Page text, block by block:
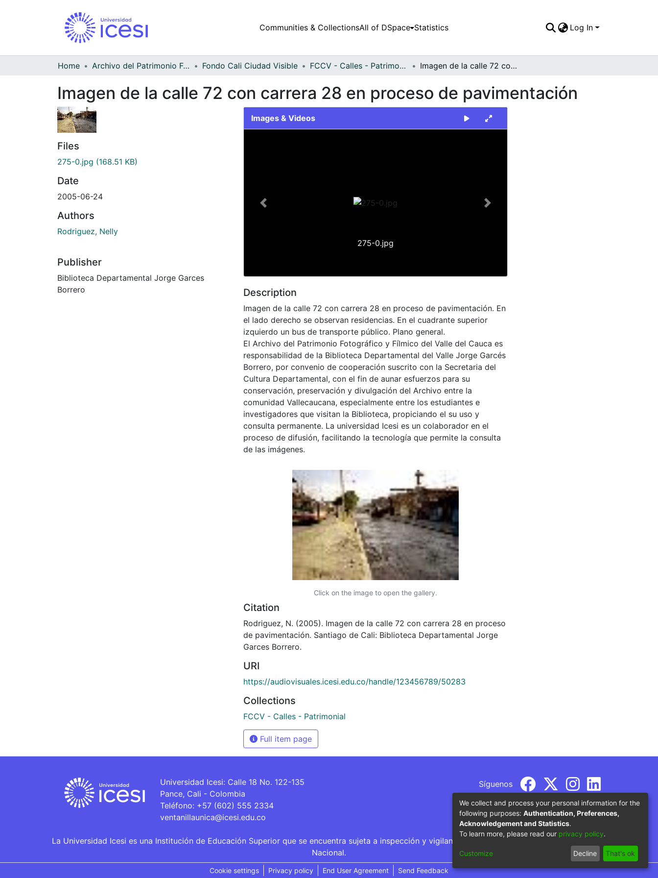
Communities & CollectionsAll of DSpace Statistics Log In
Home Archivo del Patrimonio Fotográfico y Fílmico del Valle del Cauca Fondo Cali Ciudad Visible FCCV - Calles - Patrimonial Imagen de la calle 72 con carrera 28 en proceso de pavimentación
Imagen de la calle 72 con carrera 28 en proceso de pavimentación
Files
275-0.jpg (168.51 KB)
Date
2005-06-24
Authors
Rodriguez, Nelly
Publisher
Biblioteca Departamental Jorge Garces
Borrero
Images & Videos
275-0.jpg
Previous Next
Description
Imagen de la calle 72 con carrera 28 en proceso de pavimentación. En
el lado derecho se observan residencias. En el cuadrante superior
izquierdo un bus de transporte público. Plano general.
El Archivo del Patrimonio Fotográfico y Fílmico del Valle del Cauca es
responsabilidad de la Biblioteca Departamental del Valle Jorge Garcés
Borrero, por convenio de cooperación suscrito con la Secretaria del
Cultura Departamental, con el fin de aunar esfuerzos para su
conservación, preservación y divulgación del Archivo entre la
comunidad Vallecaucana, especialmente entre los estudiantes e
investigadores que visitan la Biblioteca, propiciando el su uso y
consulta permanente. La universidad Icesi es un colaborador en el
proceso de difusión, facilitando la tecnología que permite la consulta
de las imágenes.
Click on the image to open the gallery.
Citation
Rodriguez, N. (2005). Imagen de la calle 72 con carrera 28 en proceso
de pavimentación. Santiago de Cali: Biblioteca Departamental Jorge
Garces Borrero.
URI
https://audiovisuales.icesi.edu.co/handle/123456789/50283
Collections
FCCV - Calles - Patrimonial
Full item page
Universidad Icesi: Calle 18 No. 122-135
Pance, Cali - Colombia
Teléfono: +57 (602) 555 2334
ventanillaunica@icesi.edu.co
Síguenos
La Universidad Icesi es una Institución de Educación Superior que se encuentra sujeta a inspección y vigilancia por parte del Ministerio de Educación
Nacional.
Cookie settings Privacy policy End User Agreement Send Feedback
We collect and process your personal information for the
following purposes: Authentication, Preferences,
Acknowledgement and Statistics.
To learn more, please read our privacy policy.
Customize Decline That's ok